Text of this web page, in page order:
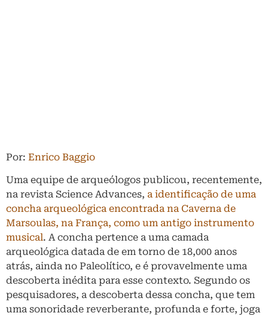
Por: Enrico Baggio
Uma equipe de arqueólogos publicou, recentemente,
na revista Science Advances, a identificação de uma
concha arqueológica encontrada na Caverna de
Marsoulas, na França, como um antigo instrumento
musical. A concha pertence a uma camada
arqueológica datada de em torno de 18,000 anos
atrás, ainda no Paleolítico, e é provavelmente uma
descoberta inédita para esse contexto. Segundo os
pesquisadores, a descoberta dessa concha, que tem
uma sonoridade reverberante, profunda e forte, joga